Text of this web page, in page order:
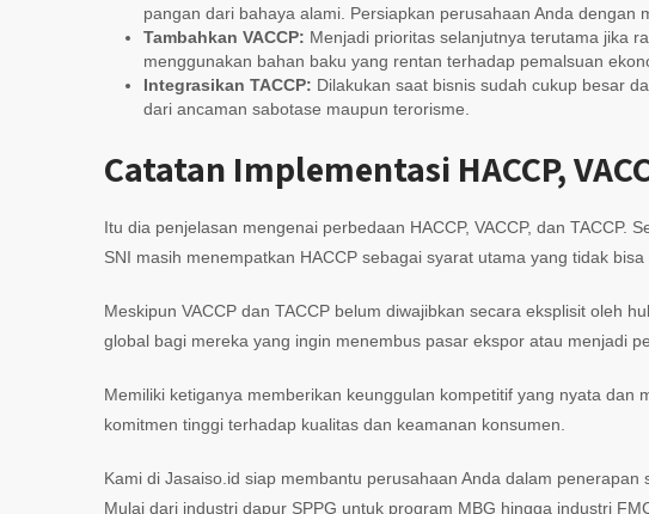
pangan dari bahaya alami. Persiapkan perusahaan Anda dengan
Tambahkan VACCP: Menjadi prioritas selanjutnya terutama jika
menggunakan bahan baku yang rentan terhadap pemalsuan
Integrasikan TACCP: Dilakukan saat bisnis sudah cukup besar
dari ancaman sabotase maupun terorisme.
Catatan Implementasi HACCP,
Itu dia penjelasan mengenai perbedaan HACCP, VACCP, dan TACCP.
SNI masih menempatkan HACCP sebagai syarat utama yang tidak
Meskipun VACCP dan TACCP belum diwajibkan secara eksplisit oleh
global bagi mereka yang ingin menembus pasar ekspor atau menjadi
Memiliki ketiganya memberikan keunggulan kompetitif yang nyata dan
komitmen tinggi terhadap kualitas dan keamanan konsumen.
Kami di Jasaiso.id siap membantu perusahaan Anda dalam
Mulai dari industri dapur SPPG untuk program MBG hingga industri